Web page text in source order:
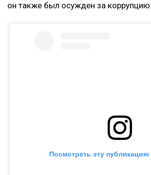
он также был осужден за коррупцию.
Посмотреть эту публикацию